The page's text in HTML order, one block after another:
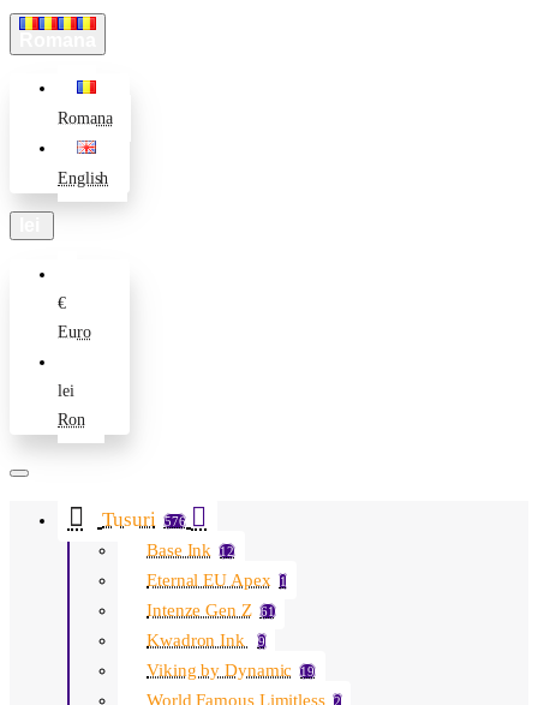
Romana
English
€
Euro
lei
Ron
Tusuri 576
Base Ink 12
Eternal EU Apex 1
Intenze Gen Z 61
Kwadron Ink 9
Viking by Dynamic 19
World Famous Limitless 2